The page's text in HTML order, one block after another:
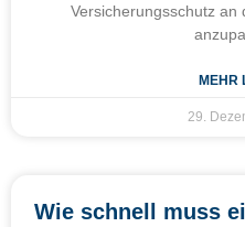
Versicherungsschutz an
MEHR
29.
Wie schnell muss